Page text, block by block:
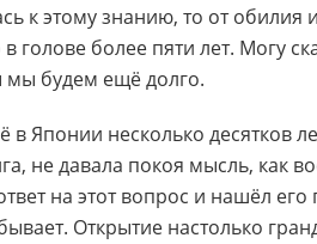
к этому знанию, то от
в голове более пяти лет. Могу
будем ещё долго.
в Японии несколько десятков
не давала покоя мысль, как
на этот вопрос и нашёл
Открытие настолько